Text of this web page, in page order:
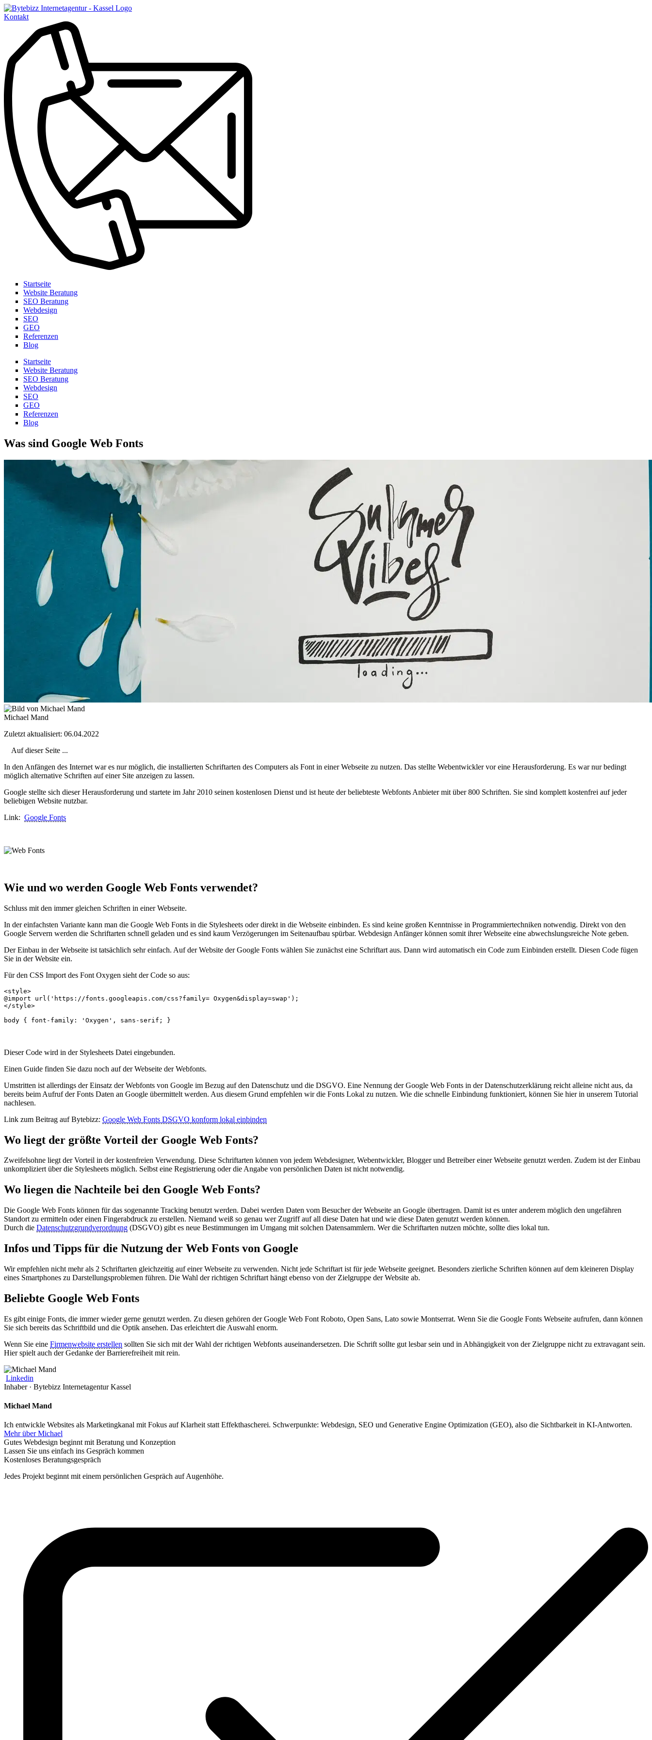
Kontakt
Startseite
Website Beratung
SEO Beratung
Webdesign
SEO
GEO
Referenzen
Blog
Startseite
Website Beratung
SEO Beratung
Webdesign
SEO
GEO
Referenzen
Blog
Was sind Google Web Fonts
Michael Mand
Zuletzt aktualisiert: 06.04.2022
Auf dieser Seite ...
In den Anfängen des Internet war es nur möglich, die installierten Schriftarten des Computers als Font in einer Webseite zu nutzen. Das stellte Webentwickler vor eine Herausforderung. Es war nur bedingt
möglich alternative Schriften auf einer Site anzeigen zu lassen.
Google stellte sich dieser Herausforderung und startete im Jahr 2010 seinen kostenlosen Dienst und ist heute der beliebteste Webfonts Anbieter mit über 800 Schriften. Sie sind komplett kostenfrei auf jeder
beliebigen Website nutzbar.
Link: Google Fonts
Wie und wo werden Google Web Fonts verwendet?
Schluss mit den immer gleichen Schriften in einer Webseite.
In der einfachsten Variante kann man die Google Web Fonts in die Stylesheets oder direkt in die Webseite einbinden. Es sind keine großen Kenntnisse in Programmiertechniken notwendig. Direkt von den
Google Servern werden die Schriftarten schnell geladen und es sind kaum Verzögerungen im Seitenaufbau spürbar. Webdesign Anfänger können somit ihrer Webseite eine abwechslungsreiche Note geben.
Der Einbau in der Webseite ist tatsächlich sehr einfach. Auf der Website der Google Fonts wählen Sie zunächst eine Schriftart aus. Dann wird automatisch ein Code zum Einbinden erstellt. Diesen Code fügen
Sie in der Website ein.
Für den CSS Import des Font Oxygen sieht der Code so aus:
<style>
@import url('https://fonts.googleapis.com/css?family= Oxygen&display=swap');
</style>
body { font-family: 'Oxygen', sans-serif; }
Dieser Code wird in der Stylesheets Datei eingebunden.
Einen Guide finden Sie dazu noch auf der Webseite der Webfonts.
Umstritten ist allerdings der Einsatz der Webfonts von Google im Bezug auf den Datenschutz und die DSGVO. Eine Nennung der Google Web Fonts in der Datenschutzerklärung reicht alleine nicht aus, da
bereits beim Aufruf der Fonts Daten an Google übermittelt werden. Aus diesem Grund empfehlen wir die Fonts Lokal zu nutzen. Wie die schnelle Einbindung funktioniert, können Sie hier in unserem Tutorial
nachlesen.
Link zum Beitrag auf Bytebizz: Google Web Fonts DSGVO konform lokal einbinden
Wo liegt der größte Vorteil der Google Web Fonts?
Zweifelsohne liegt der Vorteil in der kostenfreien Verwendung. Diese Schriftarten können von jedem Webdesigner, Webentwickler, Blogger und Betreiber einer Webseite genutzt werden. Zudem ist der Einbau
unkompliziert über die Stylesheets möglich. Selbst eine Registrierung oder die Angabe von persönlichen Daten ist nicht notwendig.
Wo liegen die Nachteile bei den Google Web Fonts?
Die Google Web Fonts können für das sogenannte Tracking benutzt werden. Dabei werden Daten vom Besucher der Webseite an Google übertragen. Damit ist es unter anderem möglich den ungefähren
Standort zu ermitteln oder einen Fingerabdruck zu erstellen. Niemand weiß so genau wer Zugriff auf all diese Daten hat und wie diese Daten genutzt werden können.
Durch die Datenschutzgrundverordnung (DSGVO) gibt es neue Bestimmungen im Umgang mit solchen Datensammlern. Wer die Schriftarten nutzen möchte, sollte dies lokal tun.
Infos und Tipps für die Nutzung der Web Fonts von Google
Wir empfehlen nicht mehr als 2 Schriftarten gleichzeitig auf einer Webseite zu verwenden. Nicht jede Schriftart ist für jede Webseite geeignet. Besonders zierliche Schriften können auf dem kleineren Display
eines Smartphones zu Darstellungsproblemen führen. Die Wahl der richtigen Schriftart hängt ebenso von der Zielgruppe der Website ab.
Beliebte Google Web Fonts
Es gibt einige Fonts, die immer wieder gerne genutzt werden. Zu diesen gehören der Google Web Font Roboto, Open Sans, Lato sowie Montserrat. Wenn Sie die Google Fonts Webseite aufrufen, dann können
Sie sich bereits das Schriftbild und die Optik ansehen. Das erleichtert die Auswahl enorm.
Wenn Sie eine Firmenwebsite erstellen sollten Sie sich mit der Wahl der richtigen Webfonts auseinandersetzen. Die Schrift sollte gut lesbar sein und in Abhängigkeit von der Zielgruppe nicht zu extravagant sein.
Hier spielt auch der Gedanke der Barrierefreiheit mit rein.
Linkedin
Inhaber · Bytebizz Internetagentur Kassel
Michael Mand
Ich entwickle Websites als Marketingkanal mit Fokus auf Klarheit statt Effekthascherei. Schwerpunkte: Webdesign, SEO und Generative Engine Optimization (GEO), also die Sichtbarkeit in KI-Antworten.
Mehr über Michael
Gutes Webdesign beginnt mit Beratung und Konzeption
Lassen Sie uns einfach ins Gespräch kommen
Kostenloses Beratungsgespräch
Jedes Projekt beginnt mit einem persönlichen Gespräch auf Augenhöhe.